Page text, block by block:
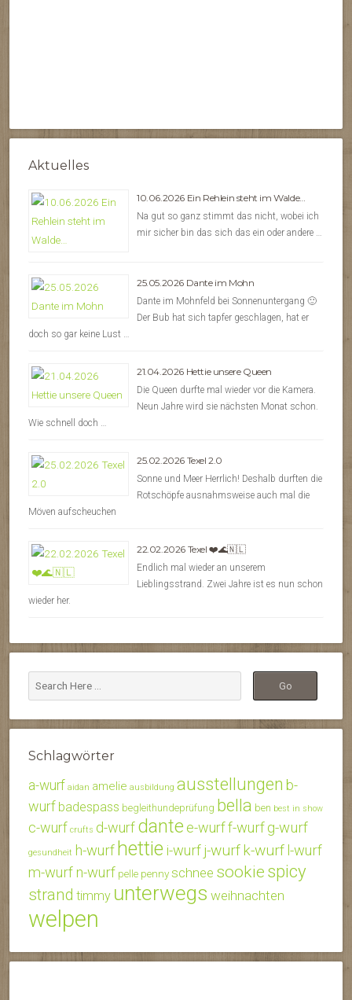
Aktuelles
10.06.2026 Ein Rehlein steht im Walde…
Na gut so ganz stimmt das nicht, wobei ich
mir sicher bin das sich das ein oder andere …
25.05.2026 Dante im Mohn
Dante im Mohnfeld bei Sonnenuntergang 🙂
Der Bub hat sich tapfer geschlagen, hat er
doch so gar keine Lust …
21.04.2026 Hettie unsere Queen
Die Queen durfte mal wieder vor die Kamera.
Neun Jahre wird sie nächsten Monat schon.
Wie schnell doch …
25.02.2026 Texel 2.0
Sonne und Meer Herrlich! Deshalb durften die
Rotschöpfe ausnahmsweise auch mal die
Möven aufscheuchen
22.02.2026 Texel ❤️🌊🇳🇱
Endlich mal wieder an unserem
Lieblingsstrand. Zwei Jahre ist es nun schon
wieder her.
Schlagwörter
a-wurf aidan amelie ausbildung ausstellungen b-
wurf badespass begleithundeprüfung bella ben best in show
c-wurf crufts d-wurfdante e-wurff-wurfg-wurf
gesundheit h-wurf hettiei-wurfj-wurfk-wurf l-wurf
m-wurfn-wurf pelle pennyschnee sookie spicy
strand timmy unterwegs weihnachten
welpen